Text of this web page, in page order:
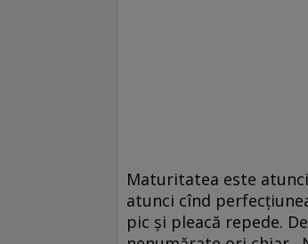
Maturitatea este
atunci cînd
pic și pleacă repede.